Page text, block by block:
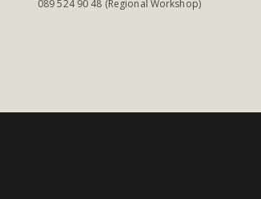
089 524 90 48 (Regional Workshop)